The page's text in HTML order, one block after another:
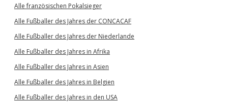
Alle französischen Pokalsieger
Alle Fußballer des Jahres der CONCACAF
Alle Fußballer des Jahres der Niederlande
Alle Fußballer des Jahres in Afrika
Alle Fußballer des Jahres in Asien
Alle Fußballer des Jahres in Belgien
Alle Fußballer des Jahres in den USA